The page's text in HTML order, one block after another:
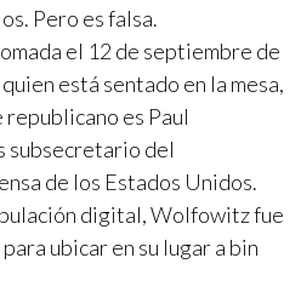
Pero es falsa.
el 12 de septiembre de
está sentado en la mesa,
es Paul
subsecretario del
de los Estados Unidos.
digital, Wolfowitz fue
ubicar en su lugar a bin